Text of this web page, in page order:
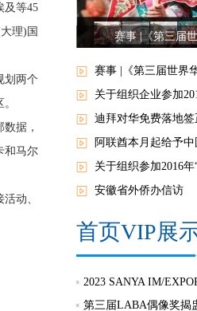
及等45
理)国
划两个
据，
和马尔
动、
赛事 |《第三届
赛事 |《第三届世界
关于组织企业参加
迪拜对华免费落地
阿联酋本月起给予
关于组织参加2016
安徽省外侨办信访
首页VIP展
2023 SANYA IM/